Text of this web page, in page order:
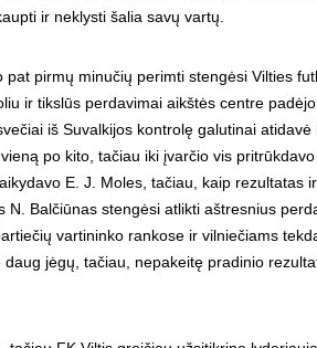
ir neklysti šalia savų vartų.
pirmų minučių perimti stengėsi Vilties
ir tikslūs perdavimai aikštės centre
iš Suvalkijos kontrolę galutinai
po kito, tačiau iki įvarčio vis
E. J. Moles, tačiau, kaip rezultatas
Balčiūnas stengėsi atlikti aštresnius
vartininko rankose ir vilniečiams
jėgų, tačiau, nepakeitę pradinio